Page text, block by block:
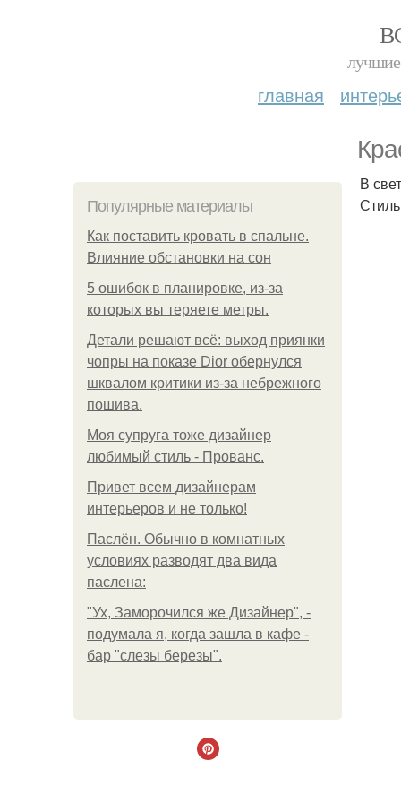
лучшие
главная
Популярные материалы
Как поставить кровать в спальне.
Влияние обстановки на сон
5 ошибок в планировке, из-за
которых вы теряете метры.
Детали решают всё: выход приянки
чопры на показе Dior обернулся
шквалом критики из-за небрежного
пошива.
Моя супруга тоже дизайнер
любимый стиль - Прованс.
Привет всем дизайнерам
интерьеров и не только!
Паслён. Обычно в комнатных
условиях разводят два вида
паслена:
"Ух, Заморочился же Дизайнер", -
подумала я, когда зашла в кафе -
бар "слезы березы".
В